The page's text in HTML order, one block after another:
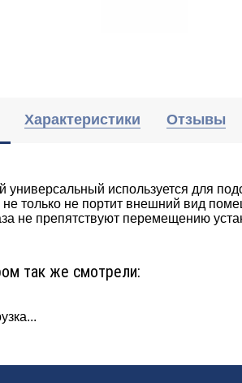
Характеристики Отзывы
универсальный используется для
не только не портит внешний вид
не препятствуют перемещению
так же смотрели: